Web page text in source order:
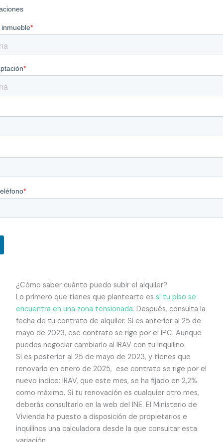
¿Cómo saber cuánto puedo subir el alquiler?
Lo primero que tienes que plantearte essi tu piso se
encuentra en una zona tensionada. Después, consulta la
fecha de tu contrato de alquiler. Si es anterior al 25 de
mayo de 2023, ese contrato se rige por el IPC. Aunque
puedes negociar cambiarlo al IRAV con tu inquilino.
Si es posterior al 25 de mayo de 2023, y tienes que
renovarlo en enero de 2025, ese contrato se rige por el
nuevo índice: IRAV, que este mes, se ha fijado en 2,2%
como máximo. Si tu renovación es cualquier otro mes,
deberás consultarlo en la web del INE. El Ministerio de
Vivienda ha puesto a disposición de propietarios e
inquilinos una calculadora desde la que consultar esta